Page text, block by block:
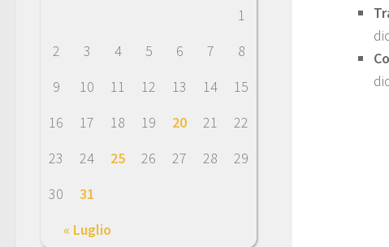
« Luglio
1
2
3 4 5 6 7
8
9
10 11 12 13 14
15
16
17 18 19 20 21
22
23
24 25 26 27 28
29
30
31